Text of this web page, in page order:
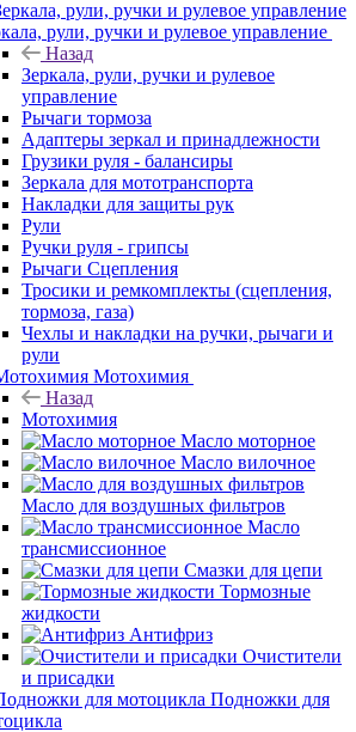
рули, ручки и рулевое управление
Назад
Зеркала, рули, ручки и рулевое
управление
Рычаги тормоза
Адаптеры зеркал и принадлежности
Грузики руля - балансиры
Зеркала для мототранспорта
Накладки для защиты рук
Рули
Ручки руля - грипсы
Рычаги Сцепления
Тросики и ремкомплекты (сцепления,
тормоза, газа)
Чехлы и накладки на ручки, рычаги и
рули
Мотохимия
Назад
Мотохимия
Масло моторное
Масло вилочное
Масло для воздушных фильтров
Масло
трансмиссионное
Смазки для цепи
Тормозные
жидкости
Антифриз
Очистители
и присадки
Подножки для